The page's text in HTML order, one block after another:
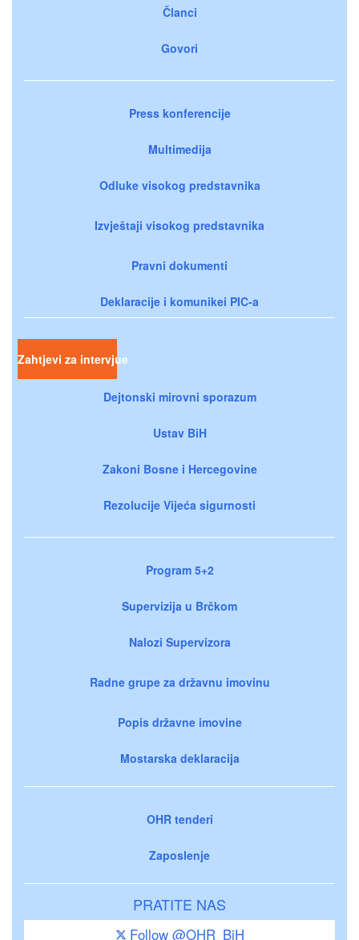
Članci
Govori
Press konferencije
Multimedija
Odluke visokog predstavnika
Izvještaji visokog predstavnika
Pravni dokumenti
Deklaracije i komunikei PIC-a
Zahtjevi za intervjue
Dejtonski mirovni sporazum
Ustav BiH
Zakoni Bosne i Hercegovine
Rezolucije Vijeća sigurnosti
Program 5+2
Supervizija u Brčkom
Nalozi Supervizora
Radne grupe za državnu imovinu
Popis državne imovine
Mostarska deklaracija
OHR tenderi
Zaposlenje
PRATITE NAS
Follow @OHR_BiH